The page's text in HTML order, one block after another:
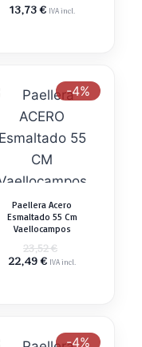
13,73€ IVA incl.
-4%
Paellera Acero
Esmaltado 55 Cm
Vaellocampos
23,52€
precio
22,49€ElIVA incl.
-4%